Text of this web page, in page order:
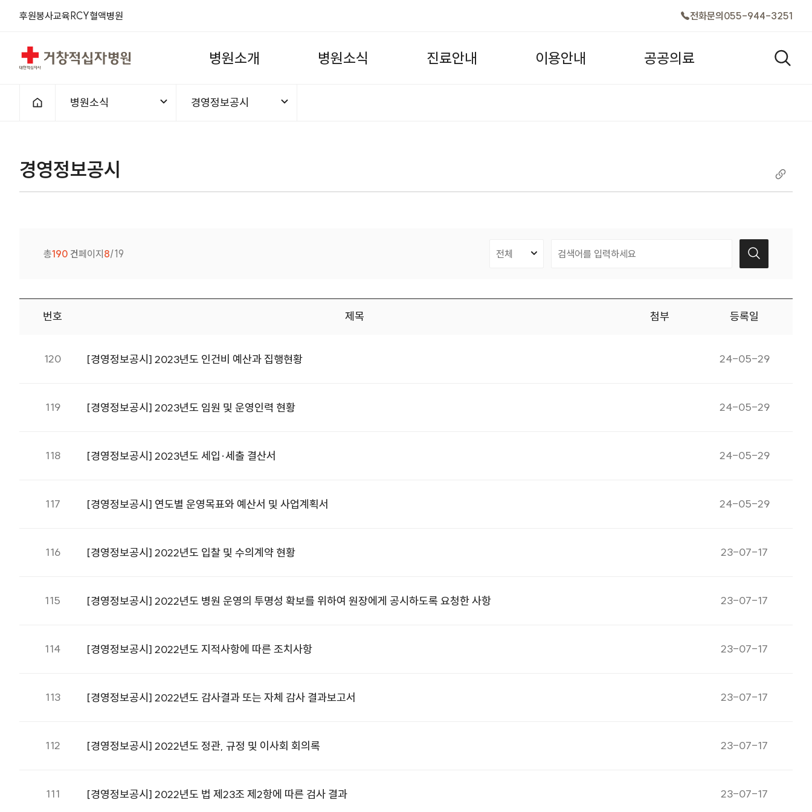
후원봉사교육 RCY혈액병원 전화문의 055-944-3251
거창적십자병원 병원소개 병원소식 진료안내 이용안내 공공의료 검색창
홈으로
병원소식 경영정보공시
경영정보공시
총190 건페이지 8/19
번호 제목 첨부 등록일
120 [경영정보공시] 2023년도 인건비 예산과 집행현황 게시일자
24-05-29
119 [경영정보공시] 2023년도 임원 및 운영인력 현황 게시일자
24-05-29
118 [경영정보공시] 2023년도 세입·세출 결산서 게시일자
24-05-29
117 [경영정보공시] 연도별 운영목표와 예산서 및 사업계획서 게시일자
24-05-29
116 [경영정보공시] 2022년도 입찰 및 수의계약 현황 게시일자
23-07-17
115 [경영정보공시] 2022년도 병원 운영의 투명성 확보를 위하여 원장에게 공시하도록 요청한 사항 게시일자
23-07-17
114 [경영정보공시] 2022년도 지적사항에 따른 조치사항 게시일자
23-07-17
113 [경영정보공시] 2022년도 감사결과 또는 자체 감사 결과보고서 게시일자
23-07-17
112 [경영정보공시] 2022년도 정관, 규정 및 이사회 회의록 게시일자
23-07-17
111 [경영정보공시] 2022년도 법 제23조 제2항에 따른 검사 결과 게시일자
23-07-17